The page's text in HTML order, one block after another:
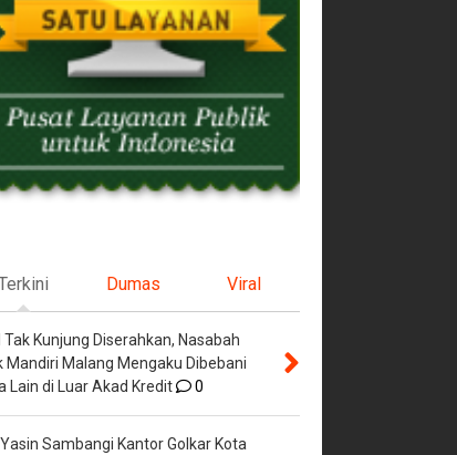
Dumas Viral
Tak Kunjung Diserahkan, Nasabah
Mandiri Malang Mengaku Dibebani
Lain di Luar Akad Kredit
0
Sambangi Kantor Golkar Kota